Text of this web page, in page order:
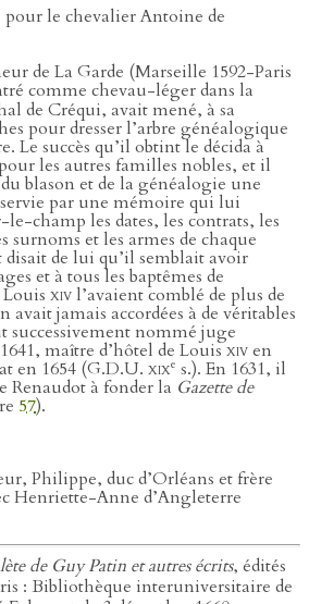
pour le chevalier Antoine de
de La Garde (Marseille 1592-Paris
comme chevau-léger dans la
de Créqui, avait mené, à sa
pour dresser l’arbre généalogique
Le succès qu’il obtint le décida à
les autres familles nobles, et il
blason et de la généalogie une
par une mémoire qui lui
champ les dates, les contrats, les
surnoms et les armes de chaque
de lui qu’il semblait avoir
et à tous les baptêmes de
xivl’avaient comblé de plus de
avait jamais accordées à de véritables
successivement nommé juge
maître d’hôtel de Louisxiven
en 1654 (G.D.U. xixe s.). En 1631, il
Renaudot à fonder la Gazette de
57).
Philippe, duc d’Orléans et frère
Henriette-Anne d’Angleterre
de Guy Patin et autres écrits, édités
: Bibliothèque interuniversitaire de